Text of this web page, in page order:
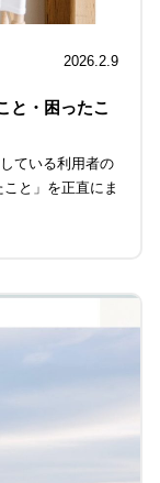
2026.2.9
と・困ったこ
ている利用者の
と」を正直にま